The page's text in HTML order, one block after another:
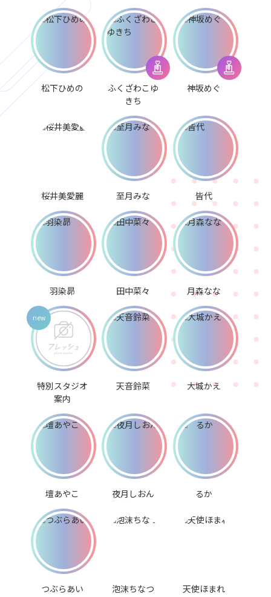
松下ひめの
ふくざわこゆ
きち
神坂めぐ
桜井美愛麗 至月みな 皆代
羽染昴 田中菜々 月森なな
特別スタジオ
案内
天音鈴菜 大城かえ
壇あやこ 夜月しおん るか
つぶらあい 泡沫ちなつ 天使ほまれ